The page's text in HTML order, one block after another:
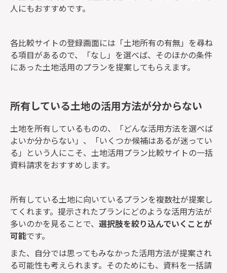
人にもおすすめです。
各比較サイトの登録画面には「土地所有の有無」を尋ね
る項目があるので、「なし」を選べば、そのほかの条件
にあった土地活用のプランを提案してもらえます。
所有している土地の活用方法が分からない
土地を所有しているものの、「どんな活用方法を選べば
よいか分からない」、「いくつか候補はあるが迷ってい
る」という人にこそ、土地活用プラン比較サイトの一括
資料請求をおすすめします。
所有している土地に向いているプランを複数社が提案し
てくれます。提示されたプランにどのような活用方法が
多いのかを見ることで、 選択肢を絞り込んでいくことが
可能です。
また、自分では思ってもみなかった活用方法が提案され
る可能性も考えられます。そのためにも、資料を一括請